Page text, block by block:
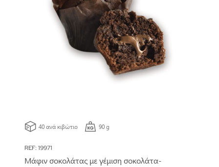
40 ανά κιβώτιο 90 g
REF: 19971
Μάφιν σοκολάτας με γέμιση σοκολάτα-